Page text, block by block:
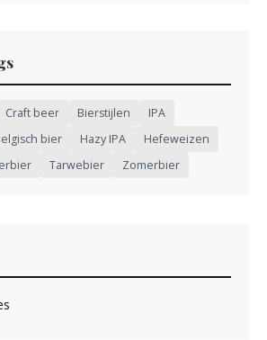
Craft beer Bierstijlen
IPA
bier Hazy IPA
Hefeweizen
Tarwebier Zomerbier